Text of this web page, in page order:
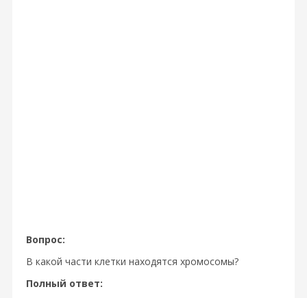
Вопрос:
В какой части клетки находятся хромосомы?
Полный ответ: